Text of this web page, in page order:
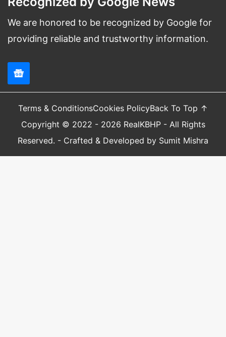
We are honored to be recognized by Google for
providing reliable and trustworthy information.
Terms & ConditionsCookies PolicyBack To Top ↑
Copyright © 2022 - 2026 RealKBHP - All Rights
Reserved. - Crafted & Developed by Sumit Mishra